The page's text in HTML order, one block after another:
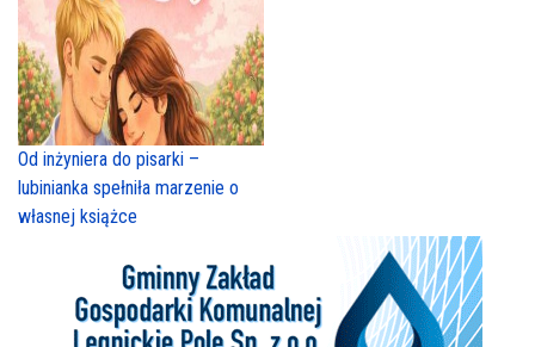
Od inżyniera do pisarki –
lubinianka spełniła marzenie o
własnej książce